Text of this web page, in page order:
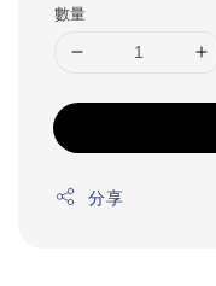
數量
分享